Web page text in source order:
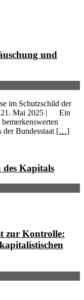
und
im Schutzschild der
21. Mai 2025 | Ein
der Bundesstaat […]
des Kapitals
zur Kontrolle: